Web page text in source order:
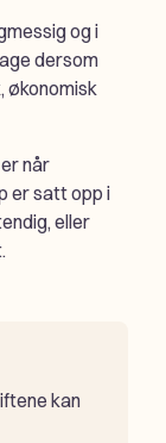
og i
dersom
økonomisk
når
er satt opp i
eller
kan